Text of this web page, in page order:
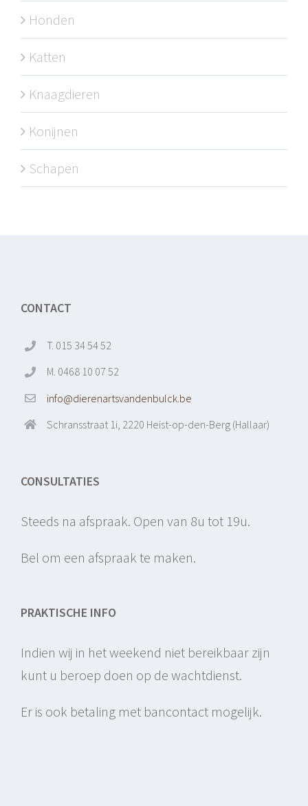
Honden
Katten
Knaagdieren
Konijnen
Schapen
CONTACT
T. 015 34 54 52
M. 0468 10 07 52
info@dierenartsvandenbulck.be
Schransstraat 1i, 2220 Heist-op-den-Berg (Hallaar)
CONSULTATIES
Steeds na afspraak. Open van 8u tot 19u.
Bel om een afspraak te maken.
PRAKTISCHE INFO
Indien wij in het weekend niet bereikbaar zijn
kunt u beroep doen op de wachtdienst.
Er is ook betaling met bancontact mogelijk.